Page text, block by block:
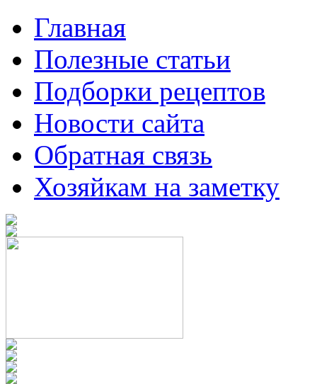
Главная
Полезные статьи
Подборки рецептов
Новости сайта
Обратная связь
Хозяйкам на заметку